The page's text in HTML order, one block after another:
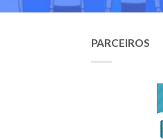
PARCEIROS